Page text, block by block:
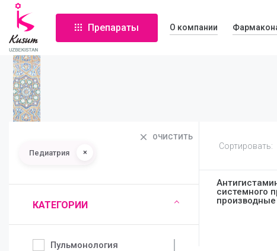
Препараты О компании
Педиатрия ×
ОЧИСТИТЬ
КАТЕГОРИИ
Пульмонология
Сортировать:
системного